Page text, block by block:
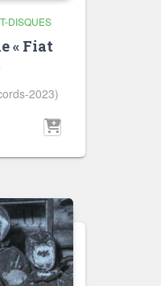
DISQUES
« Fiat
2023)